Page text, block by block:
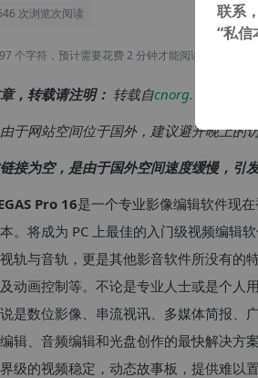
次浏览次阅读
个字符，预计需要花费 2 分钟才能阅读完成。
，转载请注明： 转载自cnorg.12hp.de
由于网站空间位于国外，建议避开晚上的
接为空，是由于国外空间速度缓慢，引
Pro 16是一个专业影像编辑软件现
。将成为 PC 上最佳的入门级视频编辑
轨与音轨，更是其他影音软件所没有的
动画控制等。不论是专业人士或是个人
是数位影像、串流视讯、多媒体简报、
辑、音频编辑和光盘创作的最快解决方
级的视频稳定，动态故事板，提供难以
联系
“私信